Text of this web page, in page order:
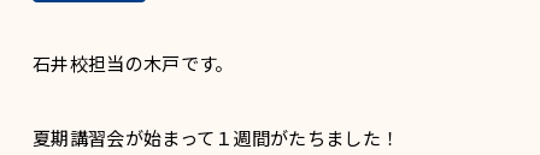
石井校担当の木戸です。
夏期講習会が始まって１週間がたちました！